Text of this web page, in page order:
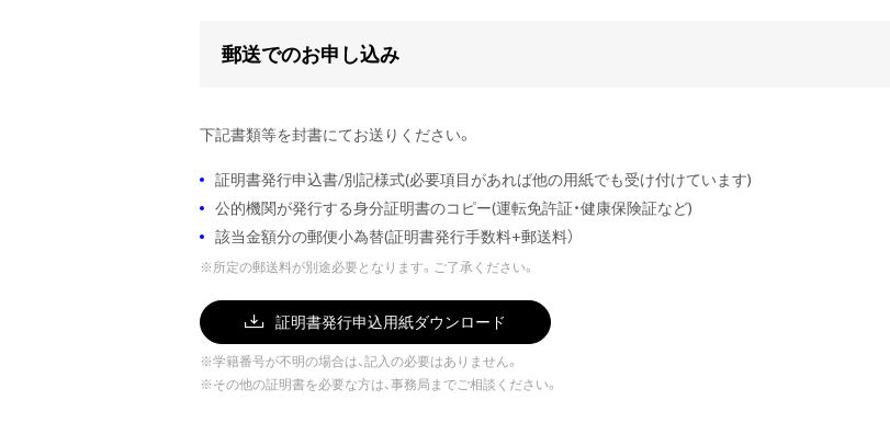
郵送でのお申し込み
下記書類等を封書にてお送りください。
証明書発行申込書/別記様式(必要項目があれば他の用紙でも受け付けています)
公的機関が発行する身分証明書のコピー(運転免許証・健康保険証など)
該当金額分の郵便小為替(証明書発行手数料+郵送料）
※所定の郵送料が別途必要となります。ご了承ください。
証明書発行申込用紙ダウンロード
※学籍番号が不明の場合は、記入の必要はありません。
※その他の証明書を必要な方は、事務局までご相談ください。